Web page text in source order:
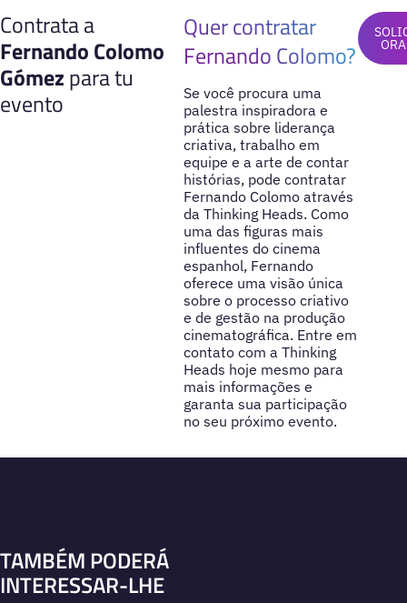
Contrata a
Fernando Colomo
Gómezpara tu
evento
Quer contratar
Fernando Colomo?
Se você procura uma
palestra inspiradora e
prática sobre liderança
criativa, trabalho em
equipe e a arte de contar
histórias, pode contratar
Fernando Colomo através
da Thinking Heads. Como
uma das figuras mais
influentes do cinema
espanhol, Fernando
oferece uma visão única
sobre o processo criativo
e de gestão na produção
cinematográfica. Entre em
contato com a Thinking
Heads hoje mesmo para
mais informações e
garanta sua participação
no seu próximo evento.
TAMBÉM PODERÁ
INTERESSAR-LHE